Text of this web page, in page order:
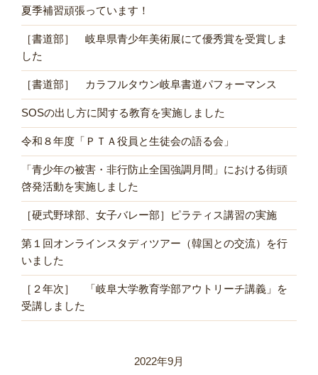
夏季補習頑張っています！
［書道部］ 岐阜県青少年美術展にて優秀賞を受賞しま
した
［書道部］ カラフルタウン岐阜書道パフォーマンス
SOSの出し方に関する教育を実施しました
令和８年度「ＰＴＡ役員と生徒会の語る会」
「青少年の被害・非行防止全国強調月間」における街頭
啓発活動を実施しました
［硬式野球部、女子バレー部］ピラティス講習の実施
第１回オンラインスタディツアー（韓国との交流）を行
いました
［２年次］ 「岐阜大学教育学部アウトリーチ講義」を
受講しました
2022年9月